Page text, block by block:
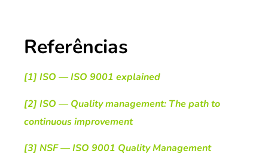
Referências
[1] ISO — ISO 9001 explained
[2] ISO — Quality management: The path to
continuous improvement
[3] NSF — ISO 9001 Quality Management